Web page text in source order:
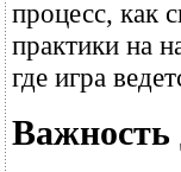
процесс, как
практики на
где игра
Важность